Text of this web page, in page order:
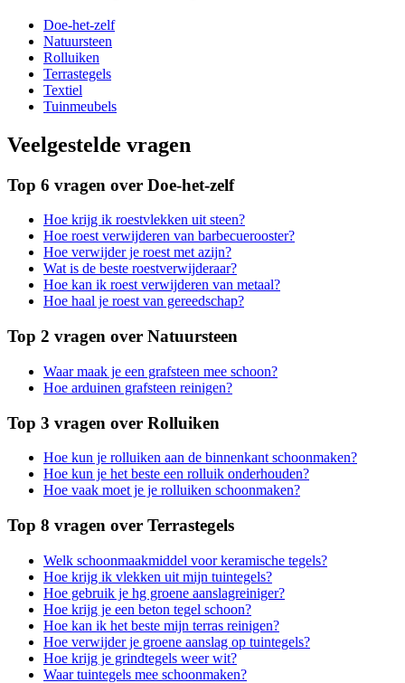
Doe-het-zelf
Natuursteen
Rolluiken
Terrastegels
Textiel
Tuinmeubels
Veelgestelde vragen
Top 6 vragen over Doe-het-zelf
Hoe krijg ik roestvlekken uit steen?
Hoe roest verwijderen van barbecuerooster?
Hoe verwijder je roest met azijn?
Wat is de beste roestverwijderaar?
Hoe kan ik roest verwijderen van metaal?
Hoe haal je roest van gereedschap?
Top 2 vragen over Natuursteen
Waar maak je een grafsteen mee schoon?
Hoe arduinen grafsteen reinigen?
Top 3 vragen over Rolluiken
Hoe kun je rolluiken aan de binnenkant schoonmaken?
Hoe kun je het beste een rolluik onderhouden?
Hoe vaak moet je je rolluiken schoonmaken?
Top 8 vragen over Terrastegels
Welk schoonmaakmiddel voor keramische tegels?
Hoe krijg ik vlekken uit mijn tuintegels?
Hoe gebruik je hg groene aanslagreiniger?
Hoe krijg je een beton tegel schoon?
Hoe kan ik het beste mijn terras reinigen?
Hoe verwijder je groene aanslag op tuintegels?
Hoe krijg je grindtegels weer wit?
Waar tuintegels mee schoonmaken?